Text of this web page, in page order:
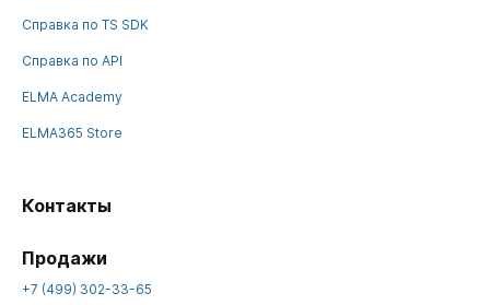
Справка по TS SDK
Справка по API
ELMA Academy
ELMA365 Store
Контакты
Продажи
+7 (499) 302-33-65